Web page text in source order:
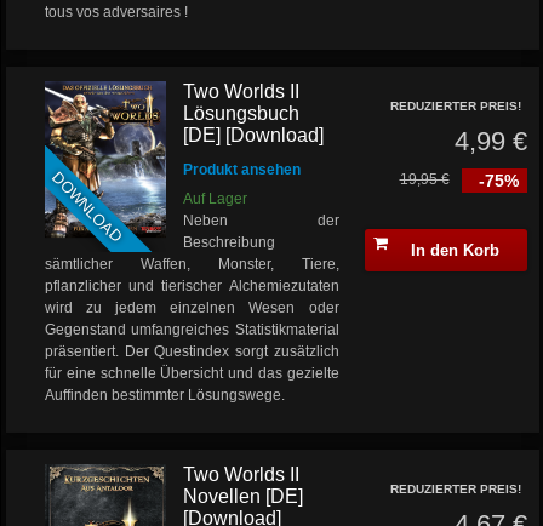
tous vos adversaires !
DOWNLOAD
Two Worlds II
Lösungsbuch
[DE] [Download]
Produkt ansehen
Auf Lager
Neben der
Beschreibung
sämtlicher Waffen, Monster, Tiere,
pflanzlicher und tierischer Alchemiezutaten
wird zu jedem einzelnen Wesen oder
Gegenstand umfangreiches Statistikmaterial
präsentiert. Der Questindex sorgt zusätzlich
für eine schnelle Übersicht und das gezielte
Auffinden bestimmter Lösungswege.
REDUZIERTER PREIS!
4,99 €
-75%
19,95 €
In den Korb
Two Worlds II
Novellen [DE]
[Download]
REDUZIERTER PREIS!